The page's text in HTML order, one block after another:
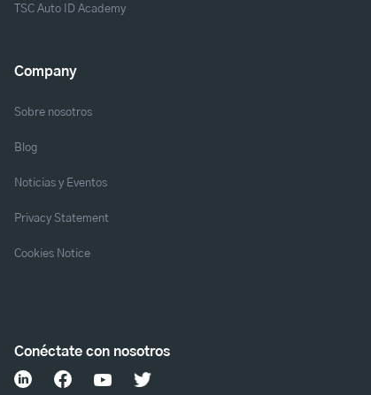
TSC Auto ID Academy
Company
Sobre nosotros
Blog
Noticias y Eventos
Privacy Statement
Cookies Notice
Conéctate con nosotros